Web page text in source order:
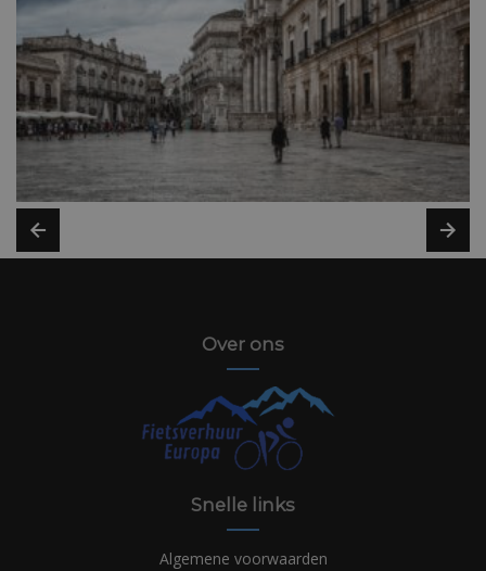
Over ons
Snelle links
Algemene voorwaarden